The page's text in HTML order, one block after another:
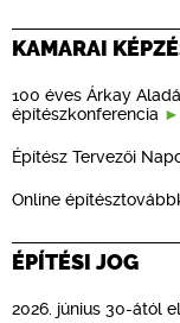
KAMARAI
100 éves Árkay
építészkonferencia
Építész Tervezői
Online
ÉPÍTÉSI JOG
2026. június 30-ától